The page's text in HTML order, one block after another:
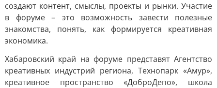
создают контент, смыслы, проекты и рынки. Участие
в форуме – это возможность завести полезные
знакомства, понять, как формируется креативная
экономика.
Хабаровский край на форуме представят Агентство
креативных индустрий региона, Технопарк «Амур»,
креативное пространство «ДоброДепо», школа